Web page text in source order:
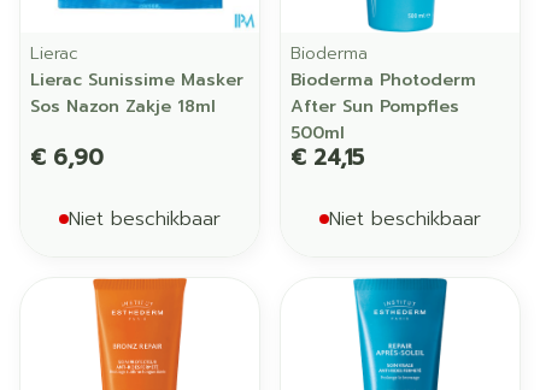
Lierac
Lierac Sunissime Masker
Sos Nazon Zakje 18ml
€ 6,90
Niet beschikbaar
Bioderma
Bioderma Photoderm
After Sun Pompfles
500ml
€ 24,15
Niet beschikbaar